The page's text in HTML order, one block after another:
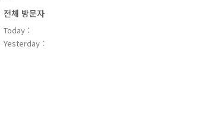
전체 방문자
Today :
Yesterday :